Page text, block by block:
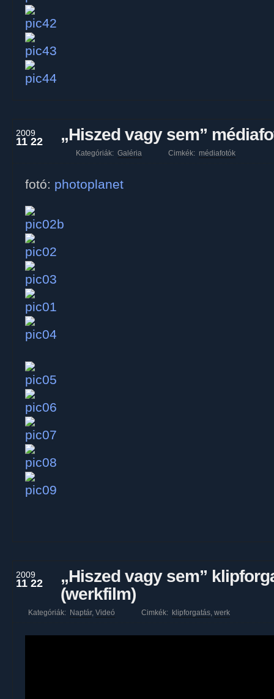
2009
11 22 „Hiszed vagy sem”
Kategóriák: Galéria Cimkék: médiafotók
fotó: photoplanet
2009
11 22
„Hiszed vagy sem”
(werkfilm)
Kategóriák: Naptár, Videó Cimkék: klipforgatás, werk